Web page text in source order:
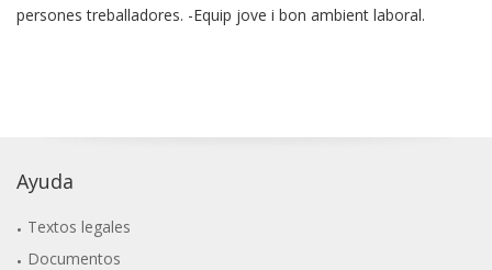
persones treballadores. -Equip jove i bon ambient laboral.
Ayuda
Textos legales
Documentos